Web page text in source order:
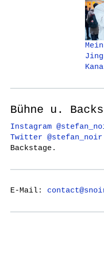
Bühne u.
Instagram
Twitter @stefan_noir
Backstage.
E-Mail: